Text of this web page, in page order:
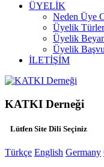
ÜYELİK
Neden Üye
Üyelik
Üyelik
Üyelik
İLETİŞİM
KATKI Derneği
Lütfen Site Dili Seçiniz
Türkçe English Germany